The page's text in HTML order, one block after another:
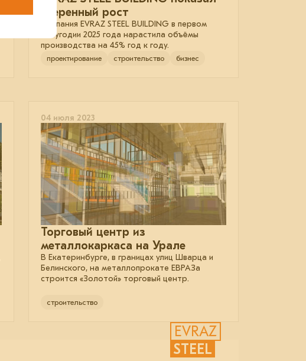
уверенный рост
Компания EVRAZ STEEL BUILDING в первом
полугодии 2025 года нарастила объёмы
производства на 45% год к году.
проектирование строительство бизнес
04 июля 2023
Торговый центр из
металлокаркаса на Урале
В Екатеринбурге, в границах улиц Шварца и
Белинского, на металлопрокате ЕВРАЗа
строится «Золотой» торговый центр.
строительство
EVRAZ
STEEL